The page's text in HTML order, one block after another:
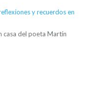
y recuerdos en
casa del poeta Martín